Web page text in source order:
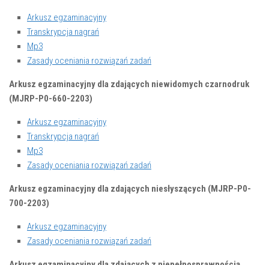
Arkusz egzaminacyjny
Transkrypcja nagrań
Mp3
Zasady oceniania rozwiązań zadań
Arkusz egzaminacyjny dla zdających niewidomych czarnodruk
(MJRP-P0-660-2203)
Arkusz egzaminacyjny
Transkrypcja nagrań
Mp3
Zasady oceniania rozwiązań zadań
Arkusz egzaminacyjny dla zdających niesłyszących (MJRP-P0-
700-2203)
Arkusz egzaminacyjny
Zasady oceniania rozwiązań zadań